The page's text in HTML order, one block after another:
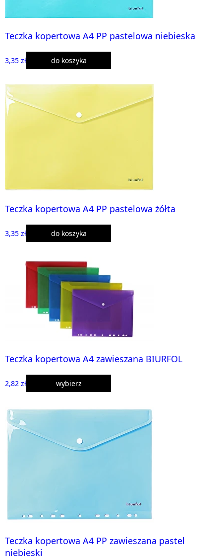
Teczka kopertowa A4 PP pastelowa niebieska
3,35 zł do koszyka
Teczka kopertowa A4 PP pastelowa żółta
3,35 zł do koszyka
Teczka kopertowa A4 zawieszana BIURFOL
2,82 zł wybierz
Teczka kopertowa A4 PP zawieszana pastel
niebieski